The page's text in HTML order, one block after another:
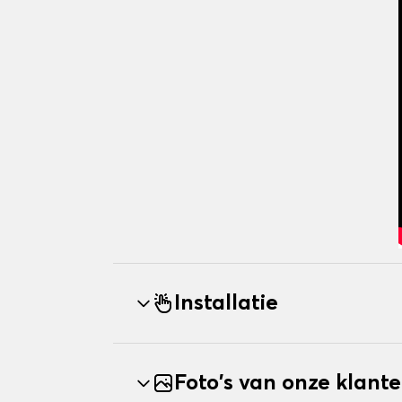
Installatie
Foto's van onze